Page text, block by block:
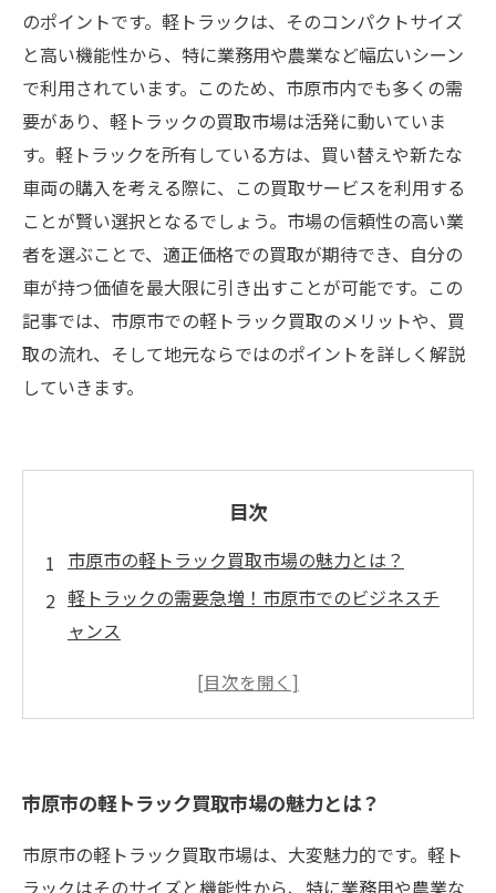
のポイントです。軽トラックは、そのコンパクトサイズ
と高い機能性から、特に業務用や農業など幅広いシーン
で利用されています。このため、市原市内でも多くの需
要があり、軽トラックの買取市場は活発に動いていま
す。軽トラックを所有している方は、買い替えや新たな
車両の購入を考える際に、この買取サービスを利用する
ことが賢い選択となるでしょう。市場の信頼性の高い業
者を選ぶことで、適正価格での買取が期待でき、自分の
車が持つ価値を最大限に引き出すことが可能です。この
記事では、市原市での軽トラック買取のメリットや、買
取の流れ、そして地元ならではのポイントを詳しく解説
していきます。
目次
市原市の軽トラック買取市場の魅力とは？
軽トラックの需要急増！市原市でのビジネスチ
ャンス
買い替えを考えるあなたへ。軽トラック買取の
はのポイント
軽トラック買取の成功事例に学ぶ、賢い売却の
コツ
市原市の軽トラック買取市場の魅力とは？
市原市の軽トラック買取市場は、大変魅力的です。軽ト
ラックはそのサイズと機能性から、特に業務用や農業な